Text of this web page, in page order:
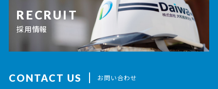
RECRUIT
採用情報
CONTACT US お問い合わせ